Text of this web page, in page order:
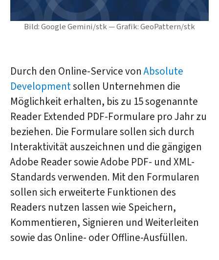
Bild: Google Gemini/stk — Grafik: GeoPattern/stk
Durch den Online-Service vonAbsolute
Developmentsollen Unternehmen die
Möglichkeit erhalten, bis zu 15 sogenannte
Reader Extended PDF-Formulare pro Jahr zu
beziehen. Die Formulare sollen sich durch
Interaktivität auszeichnen und die gängigen
Adobe Reader sowie Adobe PDF- und XML-
Standards verwenden. Mit den Formularen
sollen sich erweiterte Funktionen des
Readers nutzen lassen wie Speichern,
Kommentieren, Signieren und Weiterleiten
sowie das Online- oder Offline-Ausfüllen.